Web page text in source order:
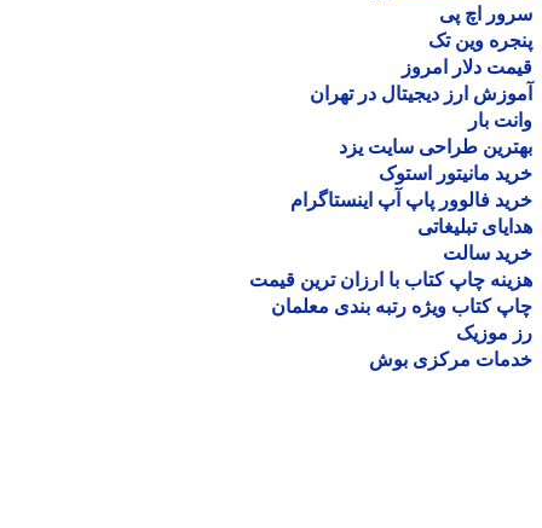
اچ پی
وین تک
دلار امروز
ارز دیجیتال در تهران
بار
طراحی سایت یزد
مانیتور استوک
فالوور پاپ آپ اینستاگرام
تبلیغاتی
سالت
چاپ کتاب با ارزان ترین قیمت
کتاب ویژه رتبه بندی معلمان
موزیک
مرکزی بوش